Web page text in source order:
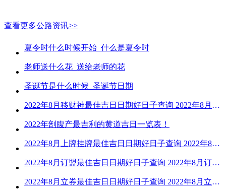
查看更多公路资讯>>
夏令时什么时候开始_什么是夏令时
老师送什么花_送给老师的花
圣诞节是什么时候_圣诞节日期
2022年8月移财神最佳吉日日期好日子查询 2022年8月移财神吉日一览
2022年剖腹产最吉利的黄道吉日一览表！
2022年8月上牌挂牌最佳吉日日期好日子查询 2022年8月上牌吉日精选
2022年8月订盟最佳吉日日期好日子查询 2022年8月订盟黄道吉日一览
2022年8月立券最佳吉日日期好日子查询 2022年8月立券的黄道吉日一览